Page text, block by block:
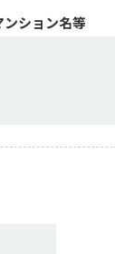
ション名等